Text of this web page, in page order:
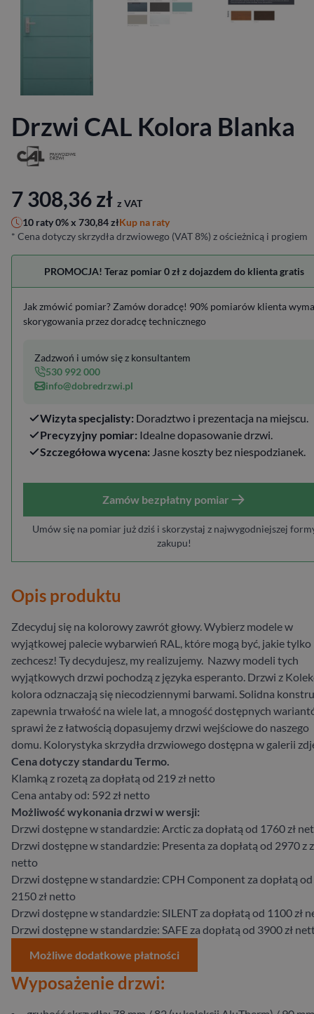
Drzwi CAL Kolora Blanka
7 308,36zł z VAT
10 raty 0% x 730,84złKup na raty
* Cena dotyczy skrzydła drzwiowego (VAT 8%) z ościeżnicą i progiem
PROMOCJA! Teraz pomiar 0 zł z dojazdem do klienta gratis
Jak zmówić pomiar? Zamów doradcę! 90% pomiarów klienta
skorygowania przez doradcę technicznego
Wizyta specjalisty: Doradztwo i prezentacja na miejscu.
Precyzyjny pomiar: Idealne dopasowanie drzwi.
Szczegółowa wycena: Jasne koszty bez niespodzianek.
Zadzwoń i umów się z konsultantem
530 992 000
info@dobredrzwi.pl
Zamów bezpłatny pomiar
Umów się na pomiar już dziś i skorzystaj z najwygodniejszej
zakupu!
Opis produktu
Zdecyduj się na kolorowy zawrót głowy. Wybierz modele w
wyjątkowej palecie wybarwień RAL, które mogą być, jakie tylko
zechcesz! Ty decydujesz, my realizujemy. Nazwy modeli tych
wyjątkowych drzwi pochodzą z języka esperanto. Drzwi z
kolora odznaczają się niecodziennymi barwami. Solidna
zapewnia trwałość na wiele lat, a mnogość dostępnych
sprawi że z łatwością dopasujemy drzwi wejściowe do naszego
domu. Kolorystyka skrzydła drzwiowego dostępna w galerii
Cena dotyczy standardu Termo.
Klamką z rozetą za dopłatą od 219 zł netto
Cena antaby od: 592 zł netto
Możliwość wykonania drzwi w wersji:
Drzwi dostępne w standardzie: Arctic za dopłatą od 1760 zł
Drzwi dostępne w standardzie: Presenta za dopłatą od 2970 z
netto
Drzwi dostępne w standardzie: CPH Component za dopłatą od
2150 zł netto
Drzwi dostępne w standardzie: SILENT za dopłatą od 1100 zł
Drzwi dostępne w standardzie: SAFE za dopłatą od 3900 zł
Możliwe dodatkowe płatności
Wyposażenie drzwi: